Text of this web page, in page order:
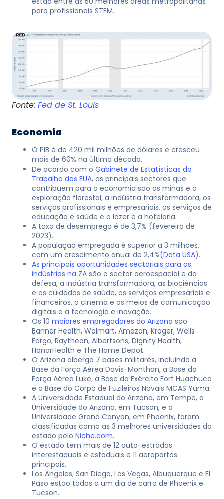
para profissionais STEM.
Fonte: Fed de St. Louis
Economia
O PIB é de 420 mil milhões de dólares e cresceu
mais de 60% na última década.
De acordo com o Gabinete de Estatísticas do
Trabalho dos EUA, os principais sectores que
contribuem para a economia são as minas e a
exploração florestal, a indústria transformadora, os
serviços profissionais e empresariais, os serviços de
educação e saúde e o lazer e a hotelaria.
A taxa de desemprego é de 3,7% (fevereiro de
2023).
A população empregada é superior a 3 milhões,
com um crescimento anual de 2,4%(Data USA).
As principais oportunidades sectoriais para as
indústrias na ZA são o sector aeroespacial e da
defesa, a indústria transformadora, as biociências
e os cuidados de saúde, os serviços empresariais e
financeiros, o cinema e os meios de comunicação
digitais e a tecnologia e inovação.
Os 10 maiores empregadores do Arizona são
Banner Health, Walmart, Amazon, Kroger, Wells
Fargo, Raytheon, Albertsons, Dignity Health,
HonorHealth e The Home Depot.
O Arizona alberga 7 bases militares, incluindo a
Base da Força Aérea Davis-Monthan, a Base da
Força Aérea Luke, a Base do Exército Fort Huachuca
e a Base do Corpo de Fuzileiros Navais MCAS Yuma.
A Universidade Estadual do Arizona, em Tempe, a
Universidade do Arizona, em Tucson, e a
Universidade Grand Canyon, em Phoenix, foram
classificadas como as 3 melhores universidades do
estado pelo Niche.com.
O estado tem mais de 12 auto-estradas
interestaduais e estaduais e 11 aeroportos
principais.
Los Angeles, San Diego, Las Vegas, Albuquerque e El
Paso estão todos a um dia de carro de Phoenix e
Tucson.